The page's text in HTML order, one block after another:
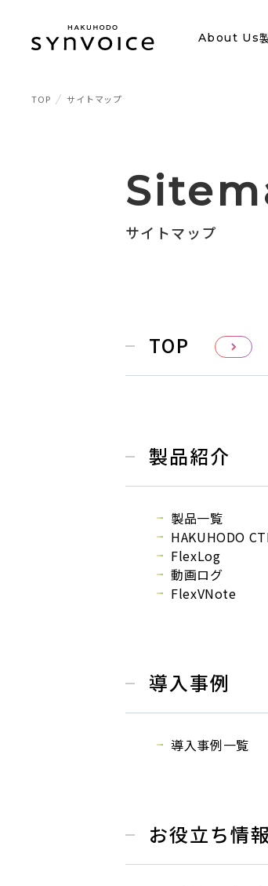
About Us
TOP サイトマップ
サイトマップ
TOP
製品紹介
製品一覧
HAKUHODO
FlexLog
動画ログ
FlexVNote
導入事例
導入事例一覧
お役立ち情報